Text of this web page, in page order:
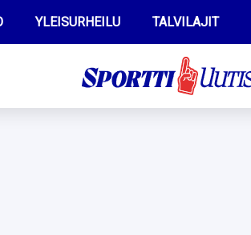
YLEISURHEILU TALVILAJIT